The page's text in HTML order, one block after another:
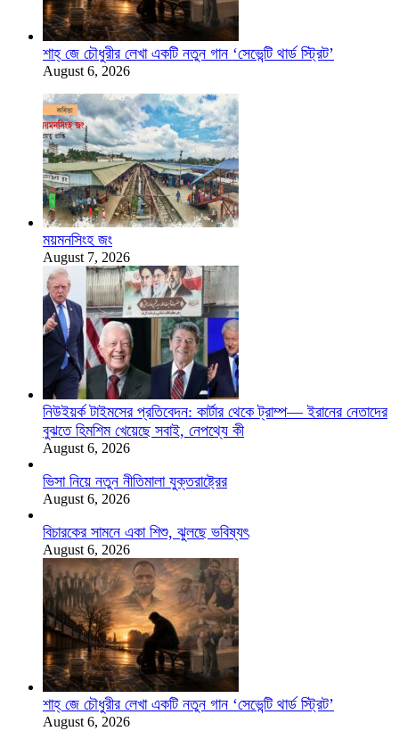
শাহ্‌ জে চৌধুরীর লেখা একটি নতুন গান ‘সেভেন্টি থার্ড স্ট্রিট’
August 6, 2026
ময়মনসিংহ জং
August 7, 2026
নিউইয়র্ক টাইমসের প্রতিবেদন: কার্টার থেকে ট্রাম্প— ইরানের নেতাদের
বুঝতে হিমশিম খেয়েছে সবাই, নেপথ্যে কী
August 6, 2026
ভিসা নিয়ে নতুন নীতিমালা যুক্তরাষ্ট্রের
August 6, 2026
বিচারকের সামনে একা শিশু, ঝুলছে ভবিষ্যৎ
August 6, 2026
শাহ্‌ জে চৌধুরীর লেখা একটি নতুন গান ‘সেভেন্টি থার্ড স্ট্রিট’
August 6, 2026